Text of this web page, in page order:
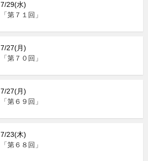
7/29(水)
「第７１回」
7/27(月)
「第７０回」
7/27(月)
「第６９回」
7/23(木)
「第６８回」